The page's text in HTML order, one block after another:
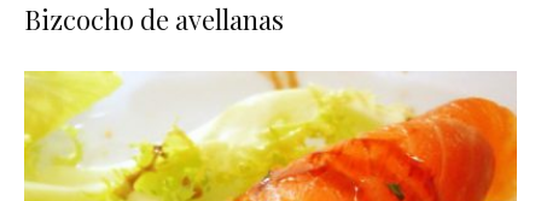
Bizcocho de avellanas